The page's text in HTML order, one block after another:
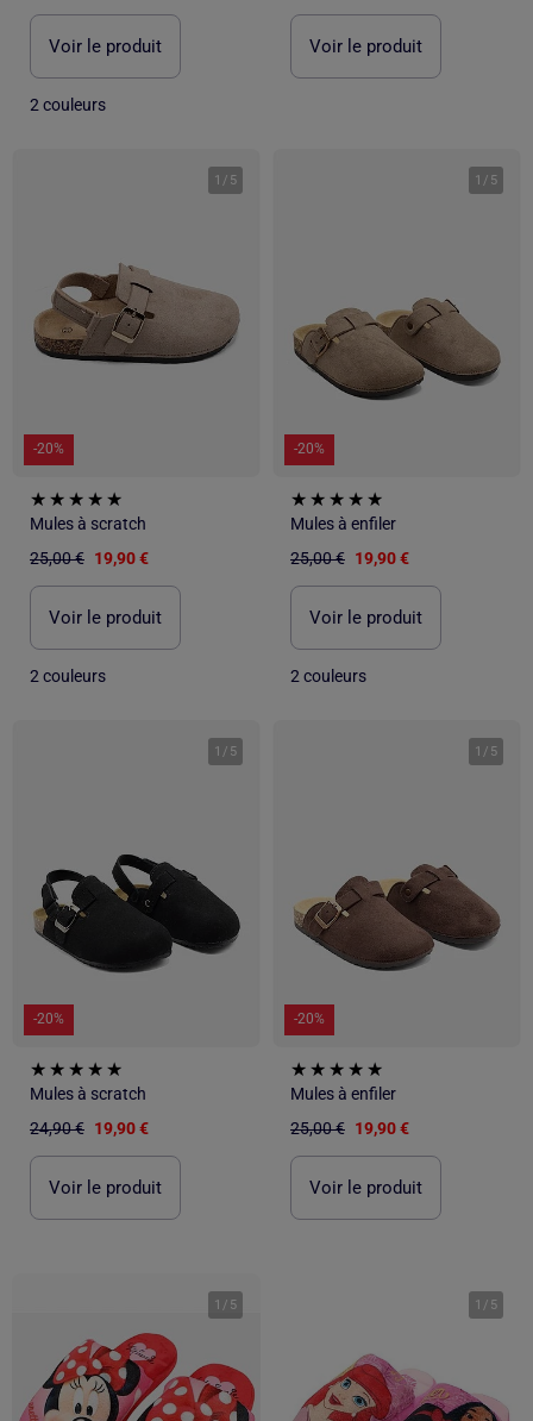
Voir le produit
2 couleurs
Voir le produit
1 / 5
-20%
Mules à scratch
25,00 € 19,90 €
Voir le produit
2 couleurs
1 / 5
-20%
Mules à enfiler
25,00 € 19,90 €
Voir le produit
2 couleurs
1 / 5
-20%
Mules à scratch
24,90 € 19,90 €
Voir le produit
1 / 5
-20%
Mules à enfiler
25,00 € 19,90 €
Voir le produit
1 / 5 1 / 5